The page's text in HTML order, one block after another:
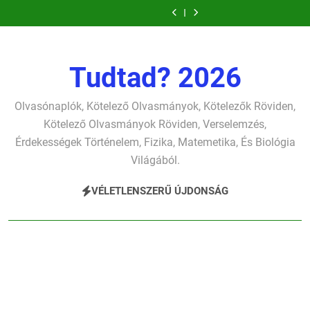
a
szavai
verselemzés
verselemzés
szonettje
verselemzés
fársáng
búcsúzó
szavai
Dugonics
oszlopa
verselemzés
Tudtad? 2026
Olvasónaplók, Kötelező Olvasmányok, Kötelezők Röviden,
Kötelező Olvasmányok Röviden, Verselemzés,
Érdekességek Történelem, Fizika, Matemetika, És Biológia
Világából.
VÉLETLENSZERŰ ÚJDONSÁG